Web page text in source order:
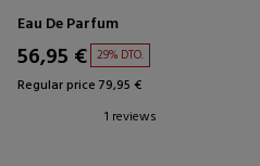
Eau De Parfum
56,95 € 29% DTO.
Regular price 79,95 €
1 reviews